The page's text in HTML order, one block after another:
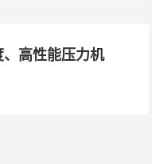
高性能压力机